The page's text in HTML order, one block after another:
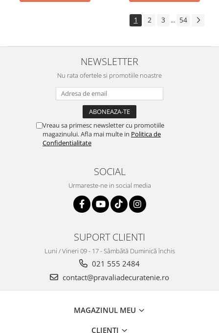
1 2 3 ... 54
NEWSLETTER
Nu rata ofertele si promotiile noastre
Vreau sa primesc newsletter cu promotiile
magazinului. Afla mai multe in Politica de
Confidentialitate
SOCIAL
Urmareste-ne in social media
SUPORT CLIENTI
Luni / Vineri 09 - 17 - Sâmbătă Duminică închis
021 555 2484
contact@pravaliadecuratenie.ro
MAGAZINUL MEU
CLIENTI